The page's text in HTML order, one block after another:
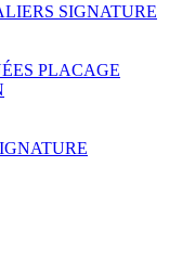
SIGNATURE
PLACAGE